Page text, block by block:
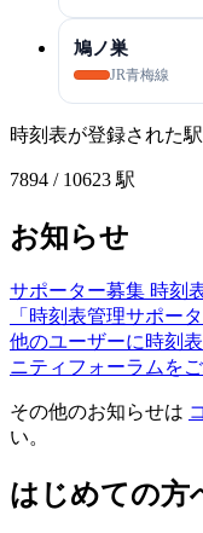
鳩ノ巣
JR青梅線
時刻表が登録された駅
7894 / 10623 駅
お知らせ
サポーター募集 時刻
「時刻表管理サポー
他のユーザーに時刻
ニティフォーラムを
その他のお知らせは
い。
はじめての方